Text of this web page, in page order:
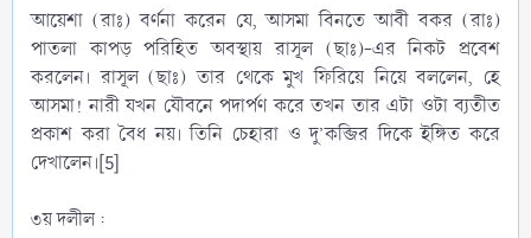
আয়েশা (রাঃ) বর্ণনা করেন যে, আসমা বিনতে আবী বকর (রাঃ)
পাতলা কাপড় পরিহিত অবস্থায় রাসূল (ছাঃ)-এর নিকট প্রবেশ
করলেন। রাসূল (ছাঃ) তার থেকে মুখ ফিরিয়ে নিয়ে বললেন, হে
আসমা! নারী যখন যৌবনে পদার্পণ করে তখন তার এটা ওটা ব্যতীত
প্রকাশ করা বৈধ নয়। তিনি চেহারা ও দু’কব্জির দিকে ইঙ্গিত করে
দেখালেন।[5]​
৩য় দলীল :